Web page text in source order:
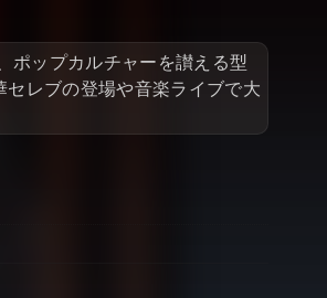
日本語吹替対応作品
Netflix 吹替版作品
ポップカルチャーを讃える型
レブの登場や音楽ライブで大